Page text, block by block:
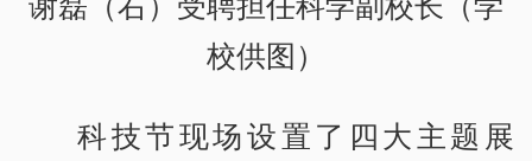
谢磊（右）受聘担任科学副校长（学
校供图）
科技节现场设置了四大主题展